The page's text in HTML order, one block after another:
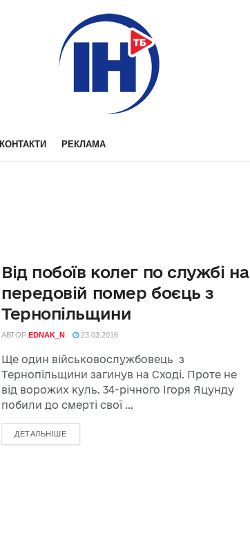
КОНТАКТИ РЕКЛАМА
Від побоїв колег по службі на
передовій помер боєць з
Тернопільщини
АВТОР EDNAK_N 23.03.2016
Ще один військовослужбовець з
Тернопільщини загинув на Сході. Проте не
від ворожих куль. 34-річного Ігоря Яцунду
побили до смерті свої ...
ДЕТАЛЬНІШЕ